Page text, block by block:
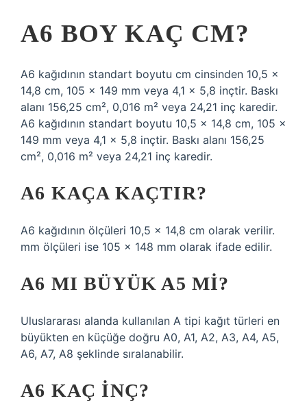
A6 BOY KAÇ CM?
A6 kağıdının standart boyutu cm cinsinden 10,5 x
14,8 cm, 105 x 149 mm veya 4,1 x 5,8 inçtir. Baskı
alanı 156,25 cm², 0,016 m² veya 24,21 inç karedir.
A6 kağıdının standart boyutu 10,5 x 14,8 cm, 105 x
149 mm veya 4,1 x 5,8 inçtir. Baskı alanı 156,25
cm², 0,016 m² veya 24,21 inç karedir.
A6 KAÇA KAÇTIR?
A6 kağıdının ölçüleri 10,5 x 14,8 cm olarak verilir.
mm ölçüleri ise 105 x 148 mm olarak ifade edilir.
A6 MI BÜYÜK A5 MI?
Uluslararası alanda kullanılan A tipi kağıt türleri en
büyükten en küçüğe doğru A0, A1, A2, A3, A4, A5,
A6, A7, A8 şeklinde sıralanabilir.
A6 KAÇ INÇ?